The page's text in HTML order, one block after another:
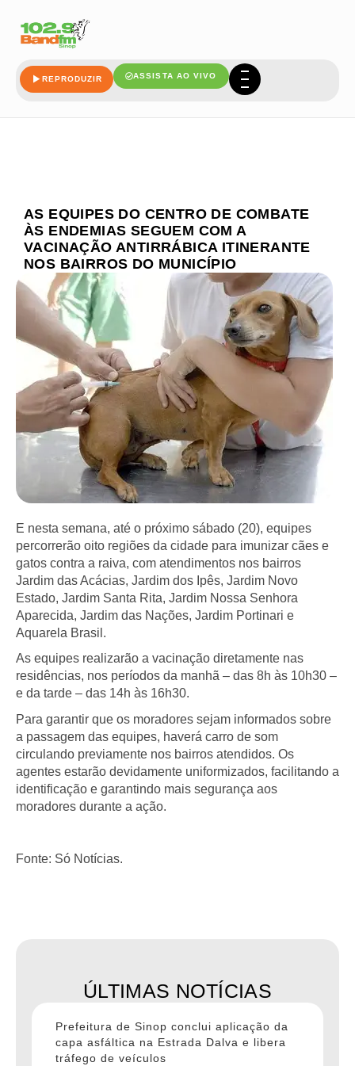
REPRODUZIR ASSISTA AO VIVO
AS EQUIPES DO CENTRO DE COMBATE
ÀS ENDEMIAS SEGUEM COM A
VACINAÇÃO ANTIRRÁBICA ITINERANTE
NOS BAIRROS DO MUNICÍPIO
E nesta semana, até o próximo sábado (20), equipes
percorrerão oito regiões da cidade para imunizar cães e
gatos contra a raiva, com atendimentos nos bairros
Jardim das Acácias, Jardim dos Ipês, Jardim Novo
Estado, Jardim Santa Rita, Jardim Nossa Senhora
Aparecida, Jardim das Nações, Jardim Portinari e
Aquarela Brasil.
As equipes realizarão a vacinação diretamente nas
residências, nos períodos da manhã – das 8h às 10h30 –
e da tarde – das 14h às 16h30.
Para garantir que os moradores sejam informados sobre
a passagem das equipes, haverá carro de som
circulando previamente nos bairros atendidos. Os
agentes estarão devidamente uniformizados, facilitando a
identificação e garantindo mais segurança aos
moradores durante a ação.
Fonte: Só Notícias.
ÚLTIMAS NOTÍCIAS
Prefeitura de Sinop conclui aplicação da
capa asfáltica na Estrada Dalva e libera
tráfego de veículos